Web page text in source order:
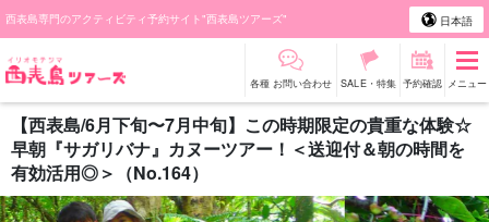
西表島専門のアクティビティ予約サイト"西表島ツアーズ" 日本語
各種 お問い合わせ SALE・特集 予約確認 メニュー
【西表島/6月下旬〜7月中旬】この時期限定の貴重な体験☆
早朝『サガリバナ』カヌーツアー！＜送迎付＆朝の時間を
有効活用◎＞（No.164）